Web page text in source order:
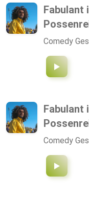
Fabulant
Comedy
Fabulant
Comedy